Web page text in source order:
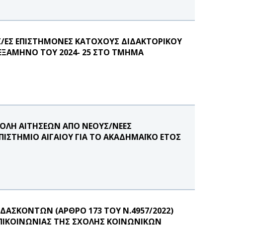
ΕΠΙΣΤΗΜΟΝΕΣ ΚΑΤΟΧΟΥΣ ΔΙΔΑΚΤΟΡΙΚΟΥ
ΤΟΥ 2024- 25 ΣΤΟ ΤΜΗΜΑ
ΑΙΤΗΣΕΩΝ ΑΠΟ ΝΕΟΥΣ/ΝΕΕΣ
ΑΙΓΑΙΟΥ ΓΙΑ ΤΟ ΑΚΑΔΗΜΑΪΚΟ ΕΤΟΣ
(ΑΡΘΡΟ 173 ΤΟΥ Ν.4957/2022)
ΤΗΣ ΣΧΟΛΗΣ ΚΟΙΝΩΝΙΚΩΝ